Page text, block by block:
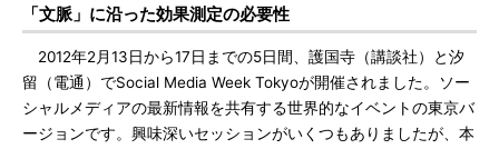
「文脈」に沿った効果測定の必要性
2012年2月13日から17日までの5日間、護国寺（講談社）と汐
留（電通）でSocial Media Week Tokyoが開催されました。ソー
シャルメディアの最新情報を共有する世界的なイベントの東京バ
ージョンです。興味深いセッションがいくつもありましたが、本